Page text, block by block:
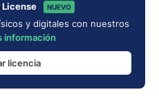
NUEVO
y digitales con nuestros
información
licencia